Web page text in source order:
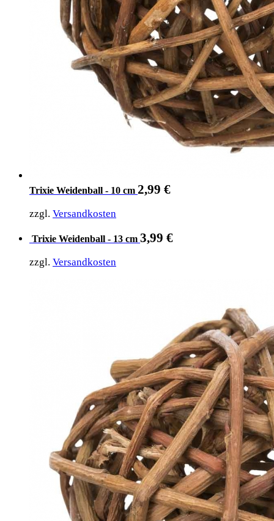
Trixie Weidenball - 10 cm 2,99 €
zzgl. Versandkosten
Trixie Weidenball - 13 cm 3,99 €
zzgl. Versandkosten